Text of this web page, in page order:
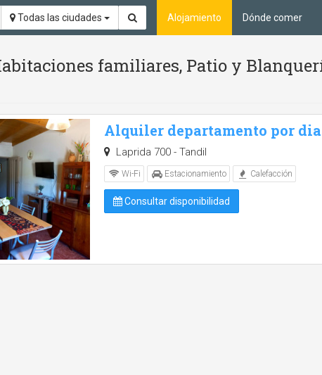
Todas las ciudades Alojamiento Dónde comer
familiares, Patio y
Alquiler departamento por
Laprida 700 - Tandil
Wi-Fi Estacionamiento Calefacción
Consultar disponibilidad